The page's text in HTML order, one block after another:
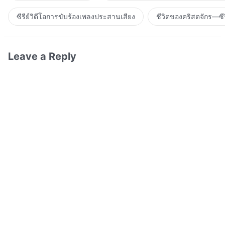
ซีรีย์วิดีโอการขับร้องเพลงประสานเสียง ชีวิตของคริสตจักร—ซี
Leave a Reply